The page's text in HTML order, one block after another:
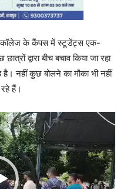
कॉलेज के कैंपस में स्टूडेंट्स एक-
द्वारा बीच बचाव किया जा रहा
नहीं कुछ बोलने का मौका भी नहीं
हैं।